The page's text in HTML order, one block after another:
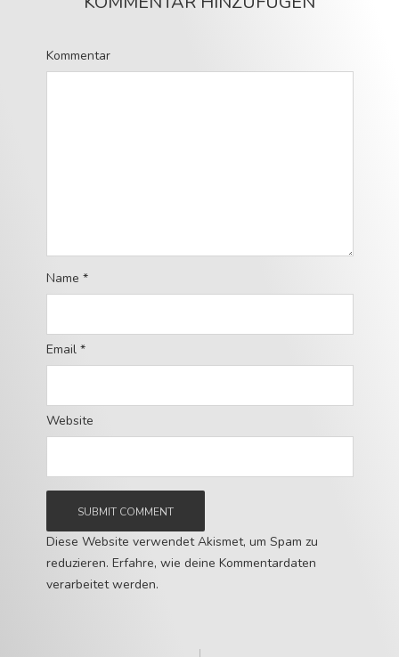
Kommentar
Name *
Email *
Website
Diese Website verwendet Akismet, um Spam zu
reduzieren. Erfahre, wie deine Kommentardaten
verarbeitet werden.